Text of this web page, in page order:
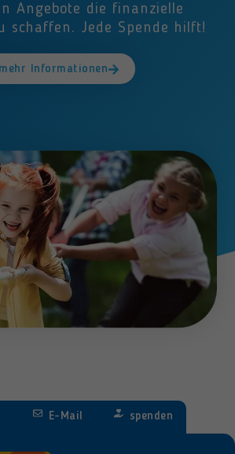
Angebote die finanzielle
schaffen. Jede Spende hilft!
mehr Informationen
E-Mail spenden